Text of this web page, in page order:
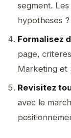
segment.
hypotheses ?
Formalisez
page,
Marketing et
Revisitez
avec le